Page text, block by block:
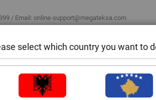
/ Email: online-support@megateksa.com
ambientit Ndihmë
select which country you want to